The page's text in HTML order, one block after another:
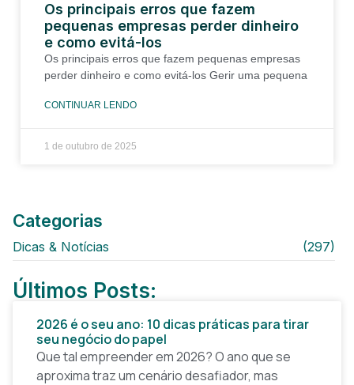
Os principais erros que fazem
pequenas empresas perder dinheiro
e como evitá-los
Os principais erros que fazem pequenas empresas
perder dinheiro e como evitá-los Gerir uma pequena
CONTINUAR LENDO
1 de outubro de 2025
Categorias
Dicas & Notícias (297)
Últimos Posts:
2026 é o seu ano: 10 dicas práticas para tirar
seu negócio do papel
Que tal empreender em 2026? O ano que se
aproxima traz um cenário desafiador, mas